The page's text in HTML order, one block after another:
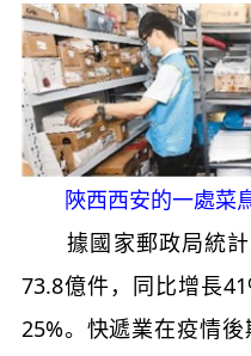
陜西西安的一處菜鳥
據國家郵政局統計
73.8億件，同比增長
25%。快遞業在疫情